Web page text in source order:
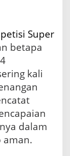
Super
betapa
kali
dalam
aman.